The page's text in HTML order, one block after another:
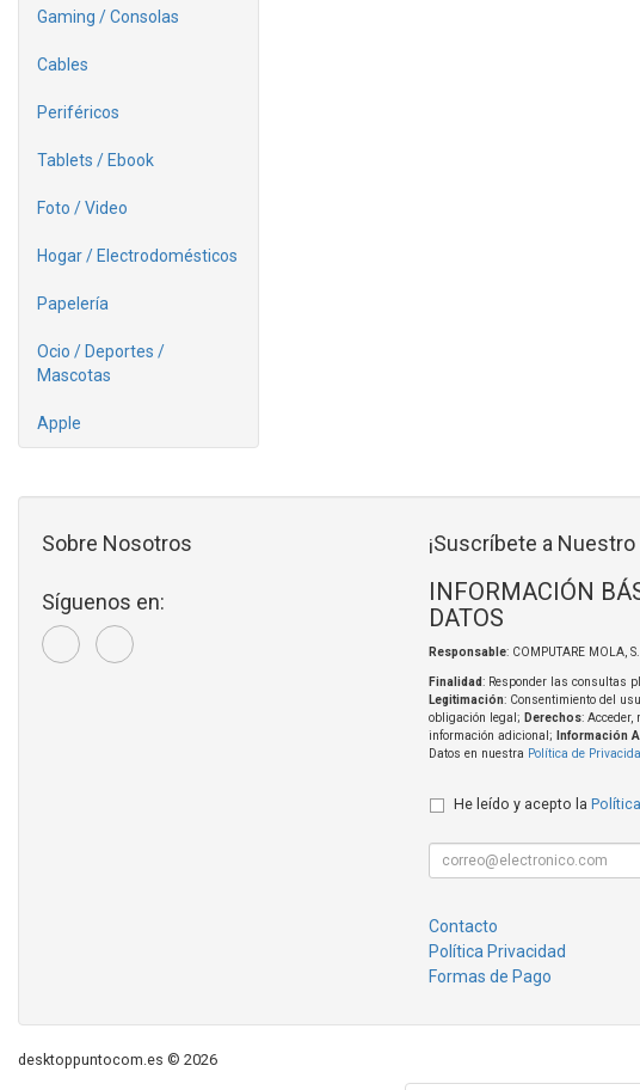
Gaming / Consolas
Cables
Periféricos
Tablets / Ebook
Foto / Video
Hogar / Electrodomésticos
Papelería
Ocio / Deportes /
Mascotas
Apple
Sobre Nosotros
Síguenos en:
¡Suscríbete a
INFORMACIÓN
DATOS
Responsable: COMPUTARE MOLA,
Finalidad: Responder las consultas
Legitimación: Consentimiento del
obligación legal; Derechos: Acceder,
información adicional;
Información
Datos en nuestra Política de
He leído y acepto la
Contacto
Política Privacidad
Formas de Pago
desktoppuntocom.es © 2026